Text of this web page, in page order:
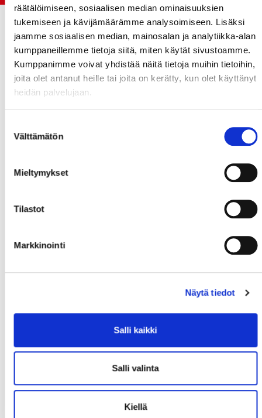
räätälöimiseen, sosiaalisen median ominaisuuksien
tukemiseen ja kävijämäärämme analysoimiseen. Lisäksi
jaamme sosiaalisen median, mainosalan ja analytiikka-alan
kumppaneillemme tietoja siitä, miten käytät sivustoamme.
Kumppanimme voivat yhdistää näitä tietoja muihin tietoihin,
joita olet antanut heille tai joita on kerätty, kun olet käyttänyt
heidän palvelujaan.
valinta
Välttämätön
Mieltymykset
Tilastot
Markkinointi
Näytä tiedot
Salli kaikki
Salli valinta
Kiellä